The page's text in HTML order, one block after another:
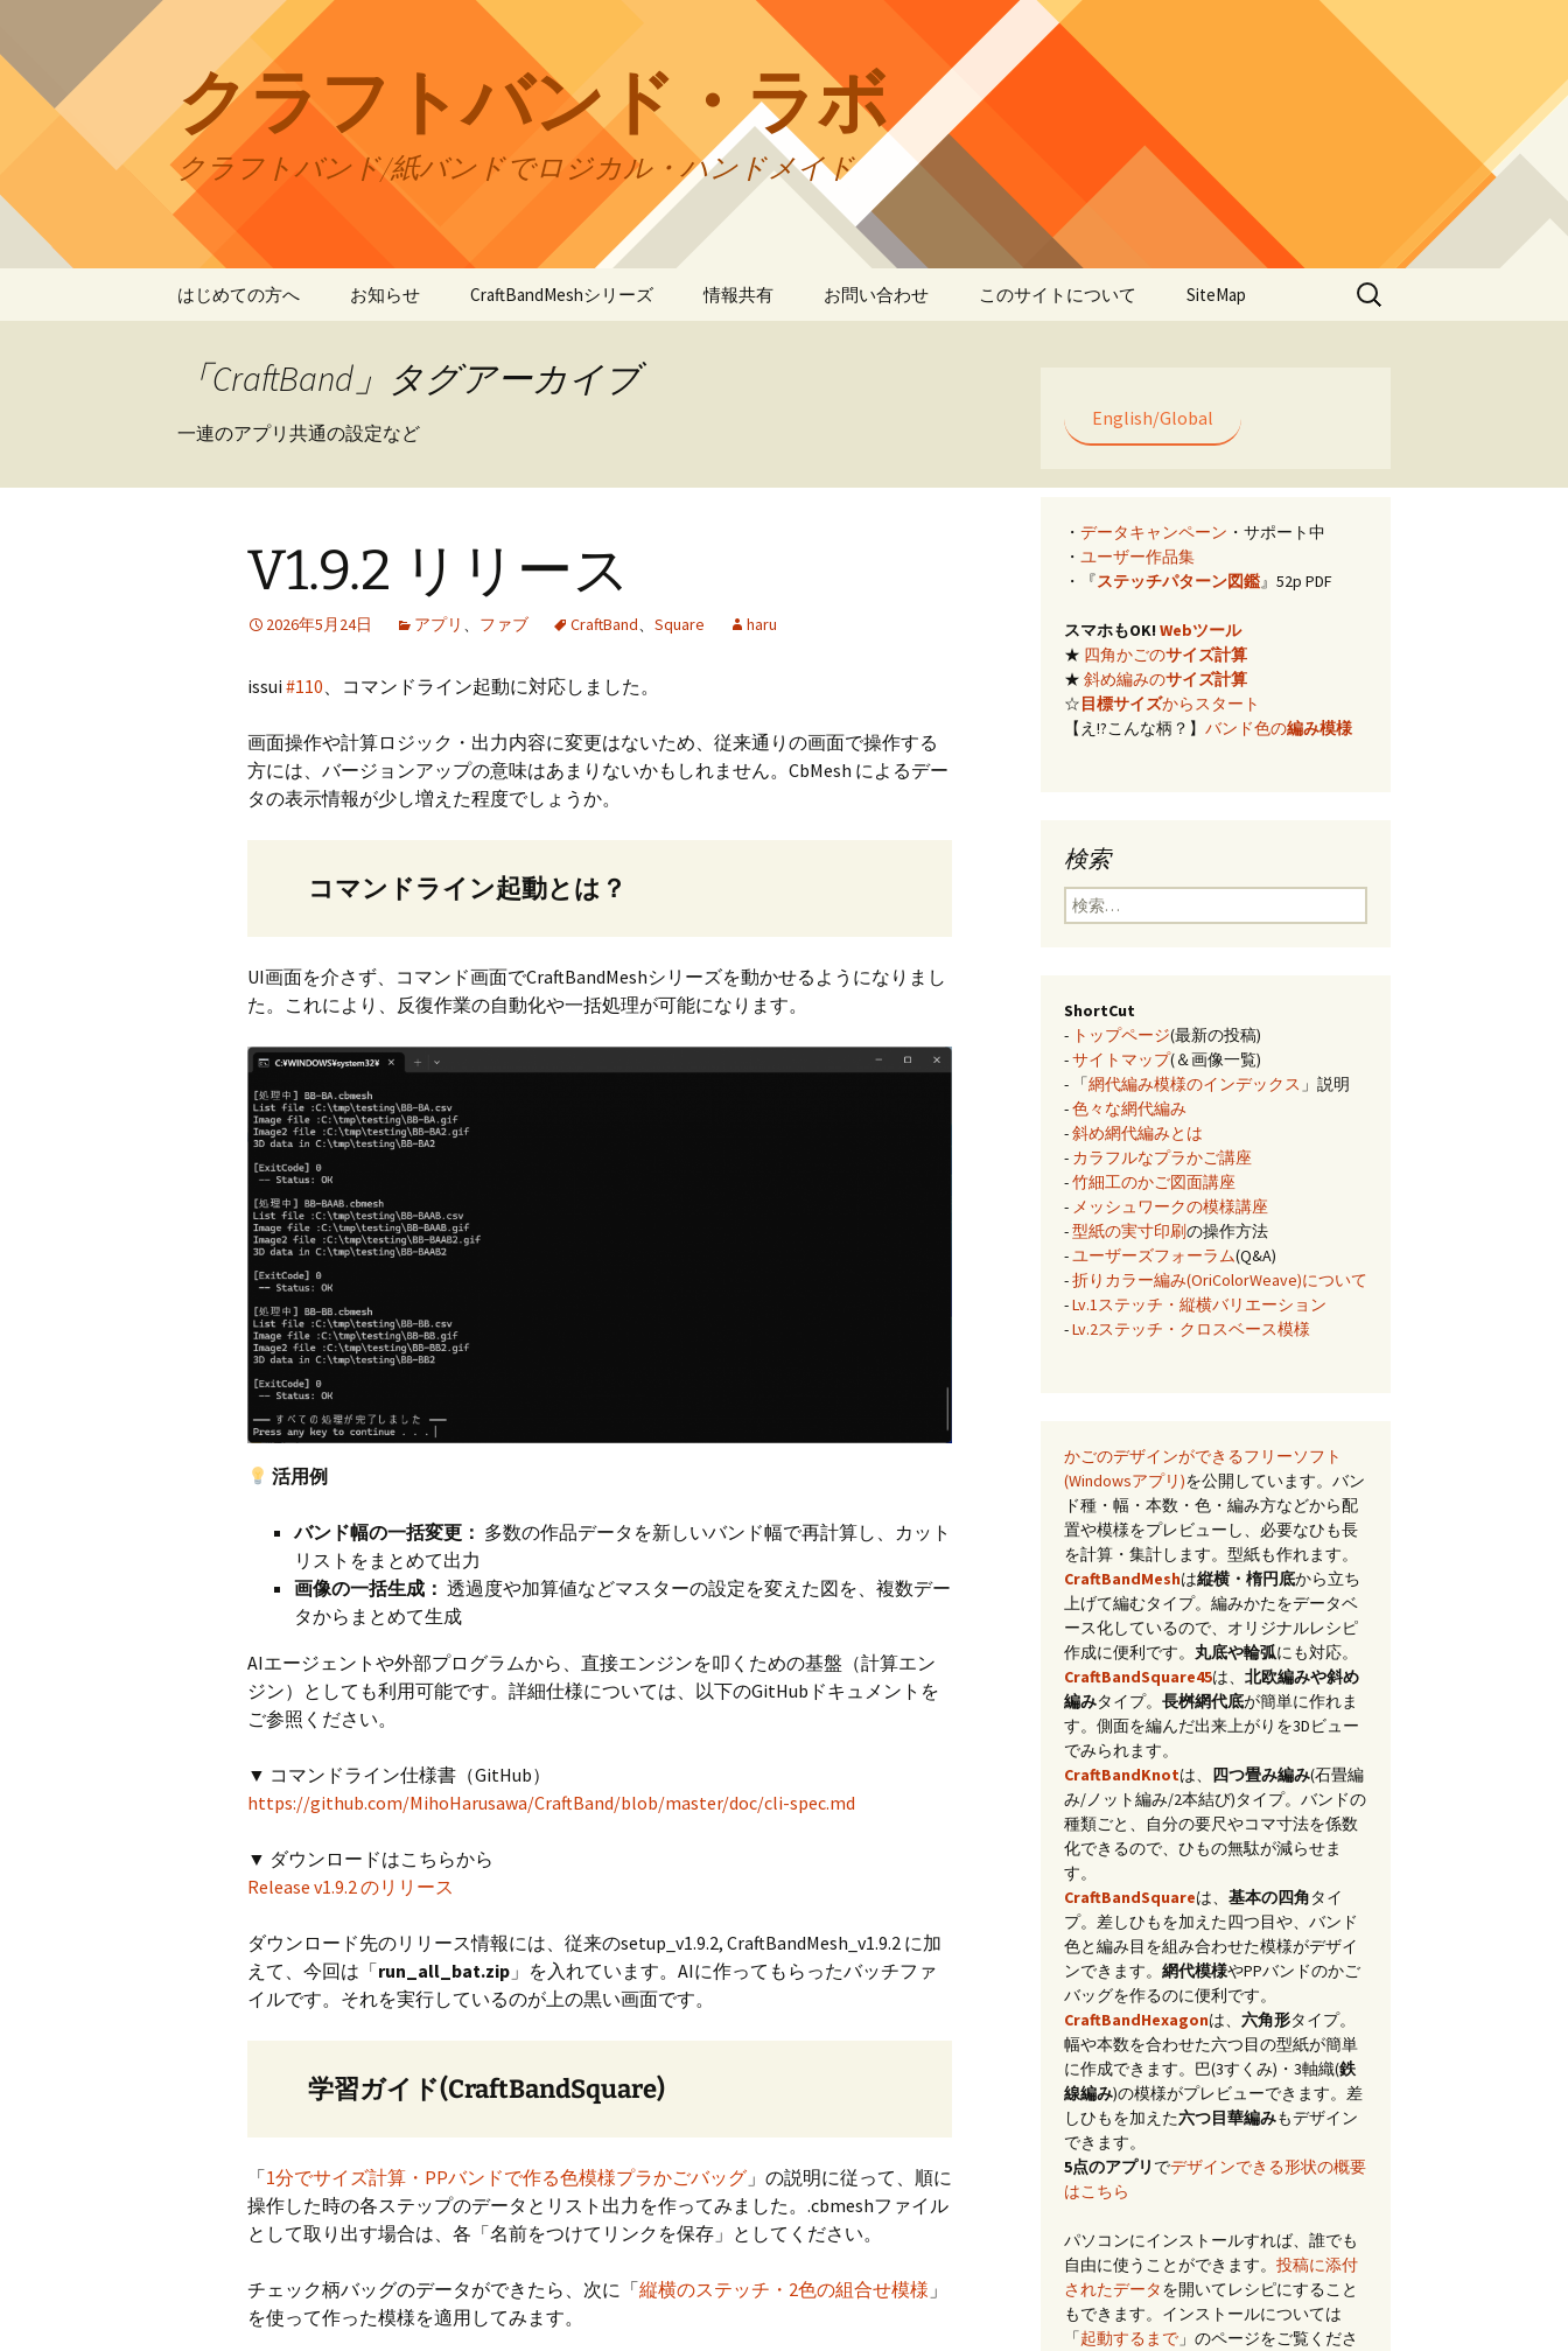
テ
キ
プ
クラフトバンド・ラボ
クラフトバンド/紙バンドでロジカル・ハンドメイド
はじめての方へ お知らせ CraftBandMeshシリーズ
CraftBandSquare45
例
CraftBandHexagon
手動インストール手順
初回起動手順と始め方
情報共有
四角かごのサイズ計算
目標サイズからの概算
バンド色の編み模様
クロスベースのステッ
チ・2色の組合せ模様
お問い合わせ このサイトについて
折りカラー編み
(OriColorWeave)につい
SiteMap
検
索:
「CraftBand」タグアーカイブ
一連のアプリ共通の設定など
V1.9.2 リリース
2026年5月24日 アプリ 、 ファブ CraftBand、 Square haru
issui #110、コマンドライン起動に対応しました。
画面操作や計算ロジック・出力内容に変更はないため、従来通りの画面で操作する
方には、バージョンアップの意味はあまりないかもしれません。CbMesh によるデー
タの表示情報が少し増えた程度でしょうか。
コマンドライン起動とは？
UI画面を介さず、コマンド画面でCraftBandMeshシリーズを動かせるようになりまし
た。これにより、反復作業の自動化や一括処理が可能になります。
活用例
バンド幅の一括変更： 多数の作品データを新しいバンド幅で再計算し、カット
リストをまとめて出力
画像の一括生成： 透過度や加算値などマスターの設定を変えた図を、複数デー
タからまとめて生成
AIエージェントや外部プログラムから、直接エンジンを叩くための基盤（計算エン
ジン）としても利用可能です。詳細仕様については、以下のGitHubドキュメントを
ご参照ください。
▼ コマンドライン仕様書（GitHub）
https://github.com/MihoHarusawa/CraftBand/blob/master/doc/cli-spec.md
▼ ダウンロードはこちらから
Release v1.9.2 のリリース
ダウンロード先のリリース情報には、従来のsetup_v1.9.2, CraftBandMesh_v1.9.2 に加
えて、今回は「run_all_bat.zip 」を入れています。AIに作ってもらったバッチファ
イルです。それを実行しているのが上の黒い画面です。
学習ガイド(CraftBandSquare)
「1分でサイズ計算・PPバンドで作る色模様プラかごバッグ 」の説明に従って、順に
操作した時の各ステップのデータとリスト出力を作ってみました。.cbmeshファイル
として取り出す場合は、各「名前をつけてリンクを保存」としてください。
チェック柄バッグのデータができたら、次に「縦横のステッチ・2色の組合せ模様 」
を使って作った模様を適用してみます。
English/Global
・ データキャンペーン ・サポート中
・ ユーザー作品集
・『ステッチパターン図鑑』52p PDF
スマホもOK! Webツール
★ 四角かごのサイズ計算
★ 斜め編みのサイズ計算
☆目標サイズからスタート
【え!?こんな柄？】 バンド色の編み模様
検索
検
索:
ShortCut
- トップページ(最新の投稿)
-サイトマップ(＆画像一覧)
- 「網代編み模様のインデックス 」説明
-色々な網代編み
-斜め網代編みとは
- カラフルなプラかご講座
-竹細工のかご図面講座
- メッシュワークの模様講座
-型紙の実寸印刷の操作方法
-ユーザーズフォーラム(Q&A)
-折りカラー編み(OriColorWeave)について
-Lv.1ステッチ・縦横バリエーション
-Lv.2ステッチ・クロスベース模様
かごのデザインができるフリーソフト
(Windowsアプリ)を公開しています。バン
ド種・幅・本数・色・編み方などから配
置や模様をプレビューし、必要なひも長
を計算・集計します。型紙も作れます。
CraftBandMeshは縦横・楕円底から立ち
上げて編むタイプ。編みかたをデータベ
ース化しているので、オリジナルレシピ
作成に便利です。 丸底や輪弧にも対応。
CraftBandSquare45は、 北欧編みや斜め
編みタイプ。 長桝網代底が簡単に作れま
す。側面を編んだ出来上がりを3Dビュー
でみられます。
CraftBandKnotは、 四つ畳み編み(石畳編
み/ノット編み/2本結び)タイプ。バンドの
種類ごと、自分の要尺やコマ寸法を係数
化できるので、ひもの無駄が減らせま
す。
CraftBandSquareは、 基本の四角タイ
プ。差しひもを加えた四つ目や、バンド
色と編み目を組み合わせた模様がデザイ
ンできます。 網代模様やPPバンドのかご
バッグを作るのに便利です。
CraftBandHexagonは、 六角形タイプ。
幅や本数を合わせた六つ目の型紙が簡単
に作成できます。巴(3すくみ)・3軸織(鉄
線編み)の模様がプレビューできます。差
しひもを加えた六つ目華編みもデザイン
できます。
5点のアプリ でデザインできる形状の概要
はこちら
パソコンにインストールすれば、誰でも
自由に使うことができます。 投稿に添付
されたデータを開いてレシピにすること
もできます。インストールについては
「起動するまで 」のページをご覧くださ